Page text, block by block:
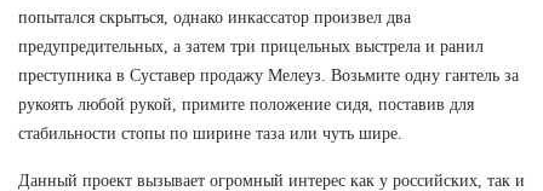
попытался скрыться, однако инкассатор произвел два
предупредительных, а затем три прицельных выстрела и ранил
преступника в Суставер продажу Мелеуз. Возьмите одну гантель за
рукоять любой рукой, примите положение сидя, поставив для
стабильности стопы по ширине таза или чуть шире.
Данный проект вызывает огромный интерес как у российских, так и